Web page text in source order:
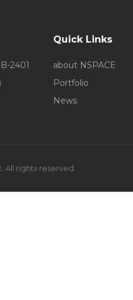
2401
Quick Links
about NSPACE
Portfolio
News
All rights reserved.